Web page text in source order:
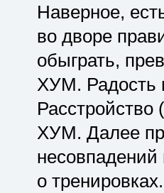
Наверное,
во дворе
обыграть,
ХУМ. Радость
Расстройство
ХУМ. Далее
несовпадений
о